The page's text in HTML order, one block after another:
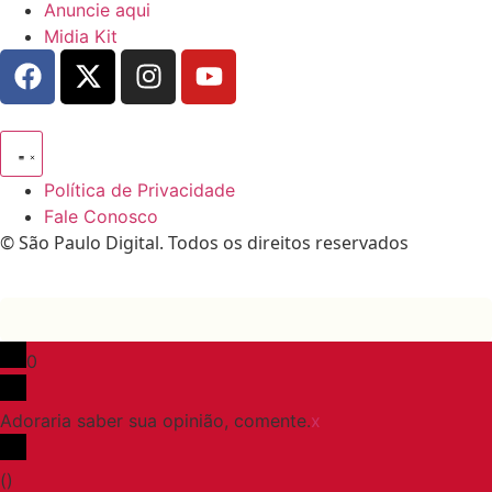
Anuncie aqui
Midia Kit
Política de Privacidade
Fale Conosco
© São Paulo Digital. Todos os direitos reservados
0
Adoraria saber sua opinião, comente.x
()